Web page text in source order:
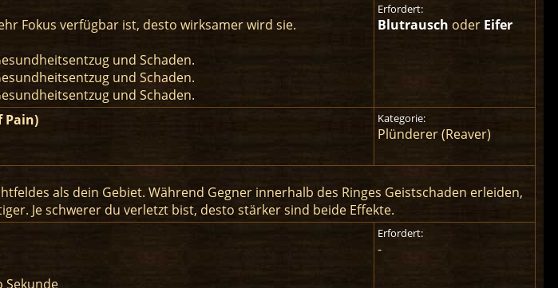
Fokus verfügbar ist, desto wirksamer wird sie.
und Schaden.
und Schaden.
und Schaden.
Erfordert:
Blutrausch oder Eifer
Pain) Kategorie:
Plünderer (Reaver)
als dein Gebiet. Während Gegner innerhalb des Ringes Geistschaden erleiden,
Je schwerer du verletzt bist, desto stärker sind beide Effekte.
Sekunde
Erfordert:
-